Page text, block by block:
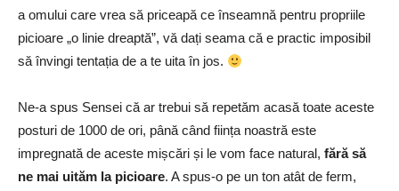
a omului care vrea să priceapă ce înseamnă pentru propriile
picioare „o linie dreaptă”, vă dați seama că e practic imposibil
să învingi tentația de a te uita în jos.
Ne-a spus Sensei că ar trebui să repetăm acasă toate aceste
posturi de 1000 de ori, până când ființa noastră este
impregnată de aceste mișcări și le vom face natural, fără să
ne mai uităm la picioare. A spus-o pe un ton atât de ferm,